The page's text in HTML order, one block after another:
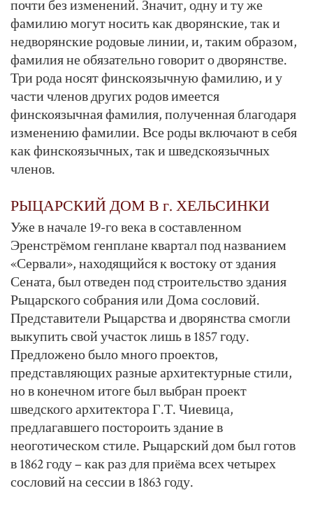
почти без изменений. Значит, одну и ту же
фамилию могут носить как дворянские, так и
недворянские родовые линии, и, таким образом,
фамилия не обязательно говорит о дворянстве.
Три рода носят финскоязычную фамилию, и у
части членов других родов имеется
финскоязычная фамилия, полученная благодаря
изменению фамилии. Все роды включают в себя
как финскоязычных, так и шведскоязычных
членов.
РЫЦАРСКИЙ ДОМ В г. ХЕЛЬСИНКИ
Уже в начале 19-го века в составленном
Эренстрëмом генплане квартал под названием
«Сервали», находящийся к востоку от здания
Сената, был отведен под строительство здания
Рыцарского собрания или Дома сословий.
Представители Рыцарства и дворянства смогли
выкупить свой участок лишь в 1857 году.
Предложено было много проектов,
представляющих разные архитектурные стили,
но в конечном итоге был выбран проект
шведского архитектора Г.Т. Чиевица,
предлагавшего постороить здание в
неоготическом стиле. Рыцарский дом был готов
в 1862 году – как раз для приëма всех четырех
сословий на сессии в 1863 году.